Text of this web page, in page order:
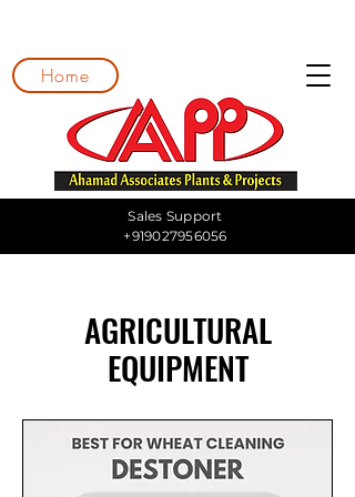
Home
Sales Support
+919027956056
AGRICULTURAL
EQUIPMENT